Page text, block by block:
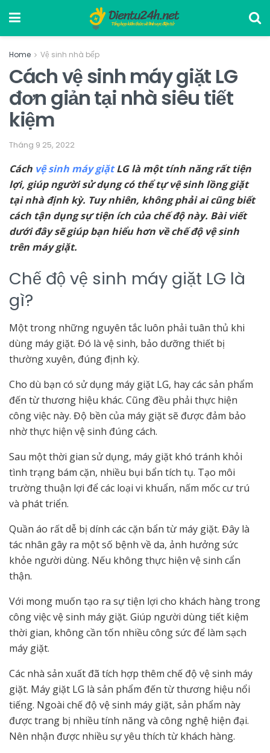
Home Vệ sinh nhà bếp
Cách vệ sinh máy giặt LG
đơn giản tại nhà siêu tiết
kiệm
Tháng 9 25, 2022
Cách vệ sinh máy giặtLG là một tính năng rất tiện
lợi, giúp người sử dụng có thể tự vệ sinh lồng giặt
tại nhà định kỳ. Tuy nhiên, không phải ai cũng biết
cách tận dụng sự tiện ích của chế độ này. Bài viết
dưới đây sẽ giúp bạn hiểu hơn về chế độ vệ sinh
trên máy giặt.
Chế độ vệ sinh máy giặt LG là
gì?
Một trong những nguyên tắc luôn phải tuân thủ khi
dùng máy giặt. Đó là vệ sinh, bảo dưỡng thiết bị
thường xuyên, đúng định kỳ.
Cho dù bạn có sử dụng máy giặt LG, hay các sản phẩm
đến từ thương hiệu khác. Cũng đều phải thực hiện
công việc này. Độ bền của máy giặt sẽ được đảm bảo
nhờ thực hiện vệ sinh đúng cách.
Sau một thời gian sử dụng, máy giặt khó tránh khỏi
tình trạng bám cặn, nhiều bụi bẩn tích tụ. Tạo môi
trường thuận lợi để các loại vi khuẩn, nấm mốc cư trú
và phát triển.
Quần áo rất dễ bị dính các cặn bẩn từ máy giặt. Đây là
tác nhân gây ra một số bệnh về da, ảnh hưởng sức
khỏe người dùng. Nếu không thực hiện vệ sinh cẩn
thận.
Với mong muốn tạo ra sự tiện lợi cho khách hàng trong
công việc vệ sinh máy giặt. Giúp người dùng tiết kiệm
thời gian, không cần tốn nhiều công sức để làm sạch
máy giặt.
Các nhà sản xuất đã tích hợp thêm chế độ vệ sinh máy
giặt. Máy giặt LG là sản phẩm đến từ thương hiệu nổi
tiếng. Ngoài chế độ vệ sinh máy giặt, sản phẩm này
được trang bị nhiều tính năng và công nghệ hiện đại.
Nên nhận được nhiều sự yêu thích từ khách hàng.